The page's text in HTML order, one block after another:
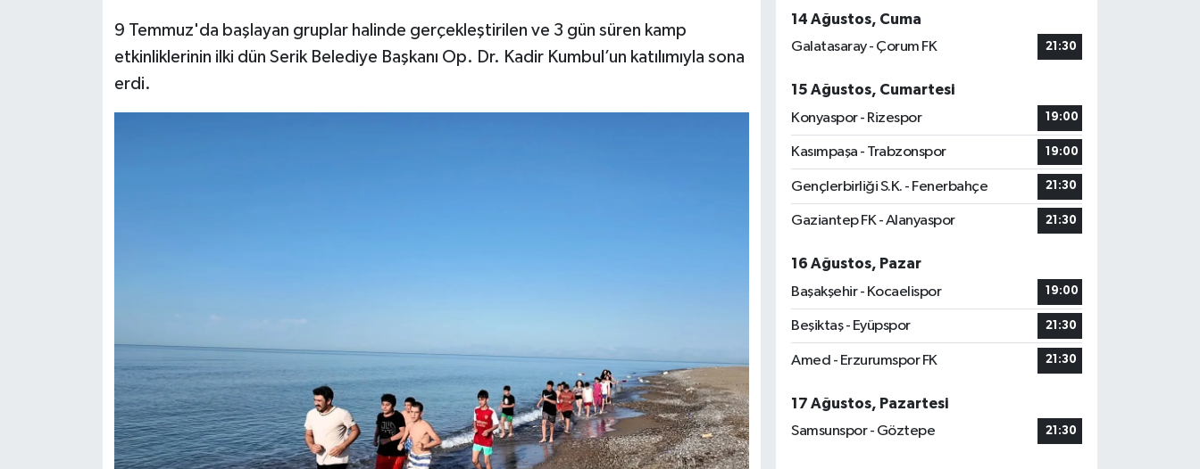
9 Temmuz'da başlayan gruplar halinde gerçekleştirilen ve 3 gün süren kamp
etkinliklerinin ilki dün Serik Belediye Başkanı Op. Dr. Kadir Kumbul’un katılımıyla sona
erdi.
14 Ağustos, Cuma
Galatasaray - Çorum FK
21:30
15 Ağustos, Cumartesi
Konyaspor - Rizespor
19:00
Kasımpaşa - Trabzonspor 19:00
Gençlerbirliği S.K. - Fenerbahçe 21:30
Gaziantep FK - Alanyaspor 21:30
16 Ağustos, Pazar
Başakşehir - Kocaelispor
19:00
Beşiktaş - Eyüpspor 21:30
Amed - Erzurumspor FK 21:30
17 Ağustos, Pazartesi
Samsunspor - Göztepe
21:30